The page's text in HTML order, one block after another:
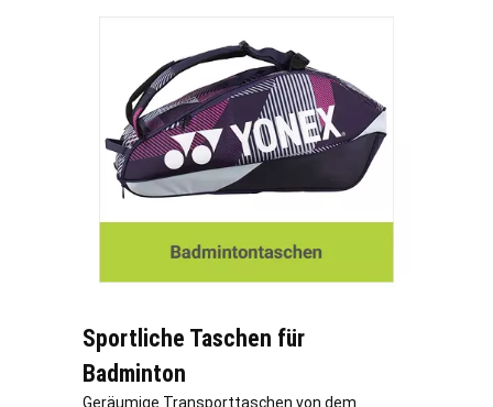
Sportliche Taschen für
Badminton
Geräumige Transporttaschen von dem